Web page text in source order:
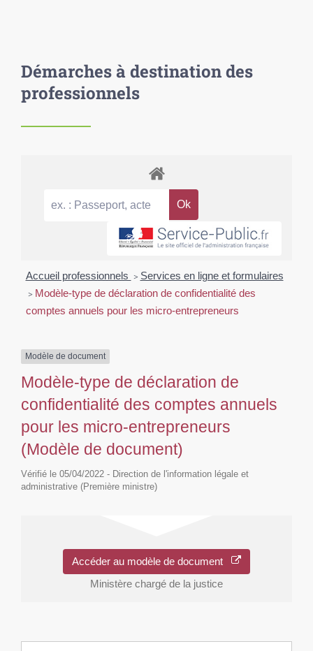
Démarches à destination des
professionnels
Accueil professionnels > Services en ligne et formulaires
> Modèle-type de déclaration de confidentialité des
comptes annuels pour les micro-entrepreneurs
Modèle de document
Modèle-type de déclaration de
confidentialité des comptes annuels
pour les micro-entrepreneurs
(Modèle de document)
Vérifié le 05/04/2022 - Direction de l'information légale et
administrative (Première ministre)
Accéder au modèle de document
Ministère chargé de la justice